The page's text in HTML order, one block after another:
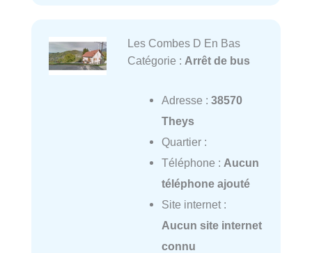
Les Combes D En Bas
Catégorie : Arrêt de bus
Adresse : 38570
Theys
Quartier :
Téléphone : Aucun
téléphone ajouté
Site internet :
Aucun site internet
connu